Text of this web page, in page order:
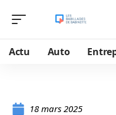
Actu Auto
18 mars 2025